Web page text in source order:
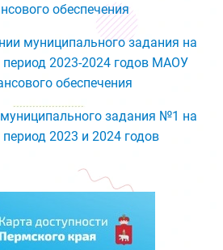
обеспечения
муниципального задания на
2023-2024 годов МАОУ
обеспечения
задания №1 на
2023 и 2024 годов